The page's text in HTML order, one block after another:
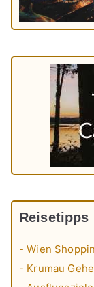
Reisetipps
- Wien
- Krumau